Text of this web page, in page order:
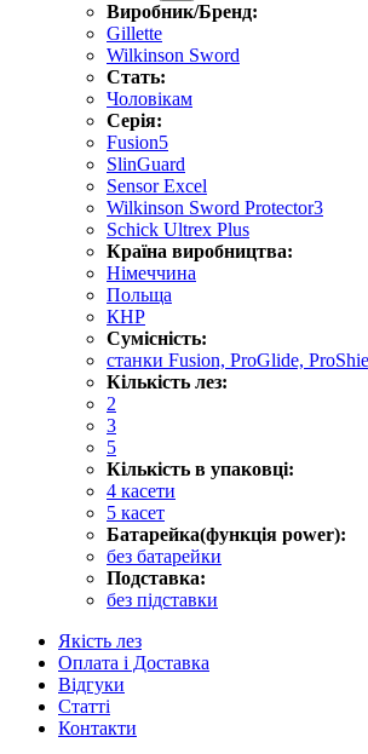
Виробник/Бренд:
Gillette
Wilkinson Sword
Стать:
Чоловікам
Серія:
Fusion5
SlinGuard
Sensor Excel
Wilkinson Sword Protector3
Schick Ultrex Plus
Країна виробництва:
Німеччина
Польща
КНР
Сумісність:
станки Fusion, ProGlide,
Кількість лез:
2
3
5
Кількість в упаковці:
4 касети
5 касет
Батарейка(функція power):
без батарейки
Подставка:
без підставки
Якість лез
Оплата і Доставка
Відгуки
Статті
Контакти